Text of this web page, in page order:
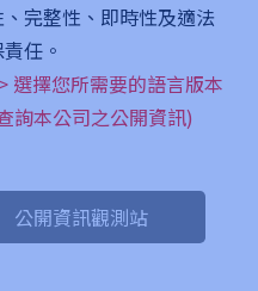
完整性、即時性及適法
任。
選擇您所需要的語言版本
詢本公司之公開資訊)
公開資訊觀測站